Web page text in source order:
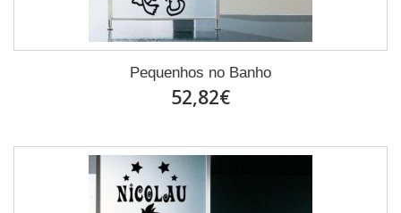
Pequenhos no Banho
52,82€